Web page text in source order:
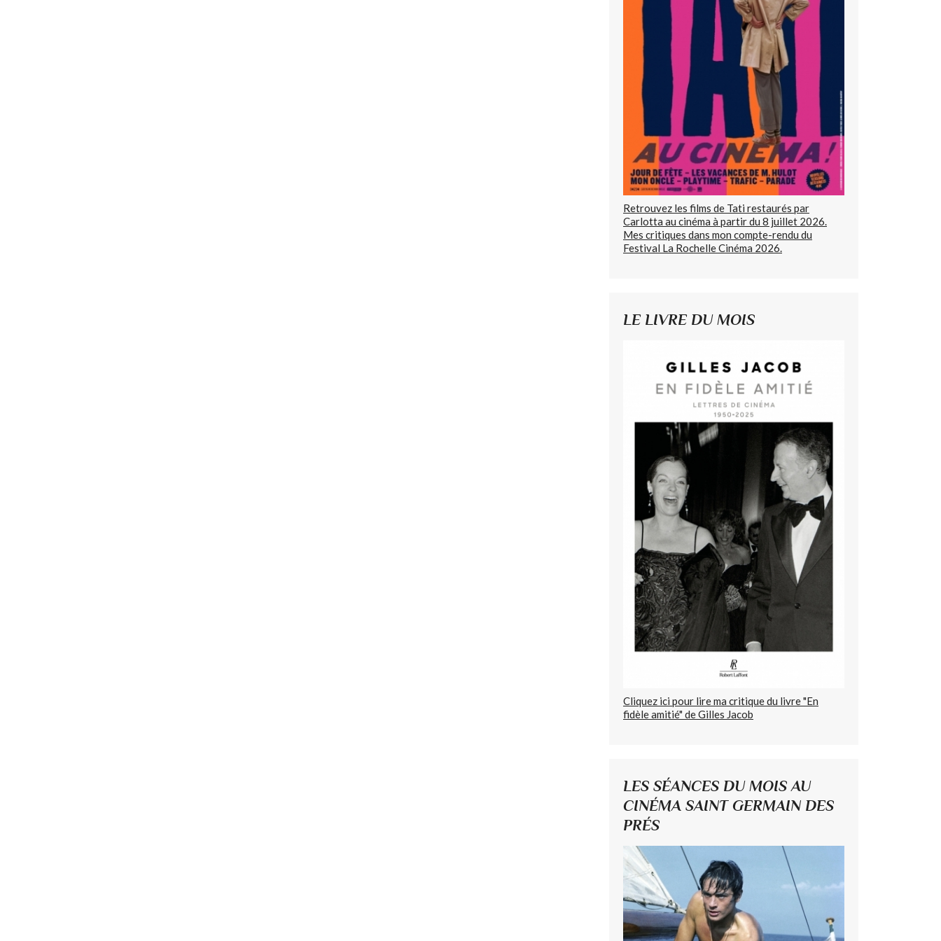
Retrouvez les films de Tati restaurés par
Carlotta au cinéma à partir du 8 juillet 2026.
Mes critiques dans mon compte-rendu du
Festival La Rochelle Cinéma 2026.
LE LIVRE DU MOIS
Cliquez ici pour lire ma critique du livre "En
fidèle amitié" de Gilles Jacob
LES SÉANCES DU MOIS AU
CINÉMA SAINT GERMAIN DES
PRÉS